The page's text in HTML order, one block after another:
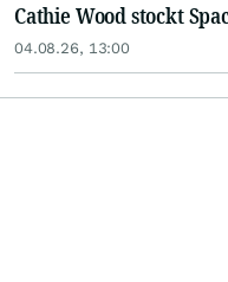
Cathie Wood stockt
04.08.26, 13:00